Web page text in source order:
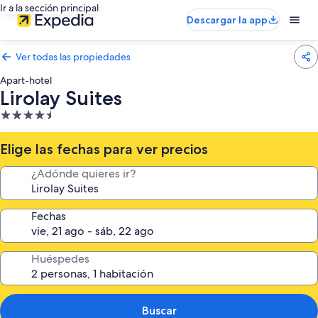
Ir a la sección principal
Descargar la app
Ver todas las propiedades
Apart-hotel
Lirolay Suites
Propiedad
de
4.5
estrellas
Elige las fechas para ver precios
¿Adónde quieres ir?
Fechas
Huéspedes
Buscar